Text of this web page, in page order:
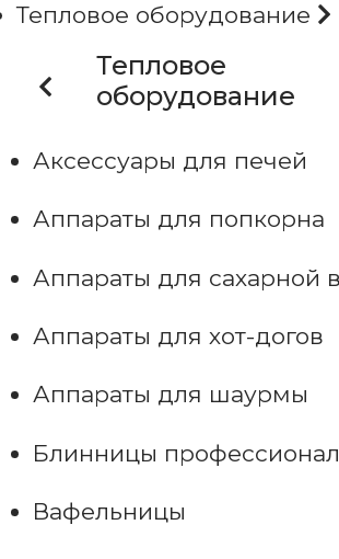
Тепловое оборудование
Тепловое
оборудование
Аксессуары для печей
Аппараты для попкорна
Аппараты для сахарной
Аппараты для хот-догов
Аппараты для шаурмы
Блинницы
Вафельницы